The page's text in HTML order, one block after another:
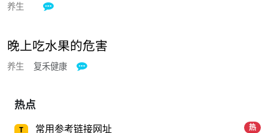
养生 
晚上吃水果的危害
养生 复禾健康 
热点
T 常用参考链接网址 热